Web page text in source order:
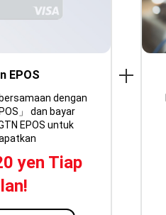
EPOS
dengan
」 dan bayar
EPOS untuk
yen Tiap